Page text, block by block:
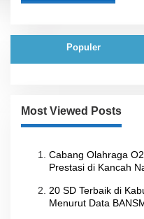
Populer
Most Viewed Posts
Cabang Olahraga
Prestasi di Kancah
20 SD Terbaik di
Menurut Data